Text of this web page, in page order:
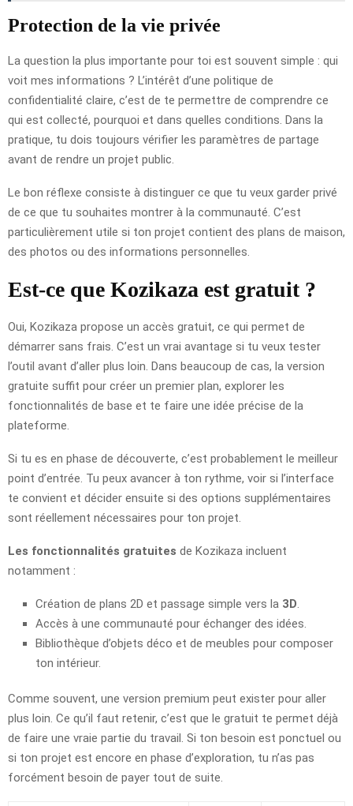
Protection de la vie privée
La question la plus importante pour toi est souvent simple : qui
voit mes informations ? L’intérêt d’une politique de
confidentialité claire, c’est de te permettre de comprendre ce
qui est collecté, pourquoi et dans quelles conditions. Dans la
pratique, tu dois toujours vérifier les paramètres de partage
avant de rendre un projet public.
Le bon réflexe consiste à distinguer ce que tu veux garder privé
de ce que tu souhaites montrer à la communauté. C’est
particulièrement utile si ton projet contient des plans de maison,
des photos ou des informations personnelles.
Est-ce que Kozikaza est gratuit ?
Oui, Kozikaza propose un accès gratuit, ce qui permet de
démarrer sans frais. C’est un vrai avantage si tu veux tester
l’outil avant d’aller plus loin. Dans beaucoup de cas, la version
gratuite suffit pour créer un premier plan, explorer les
fonctionnalités de base et te faire une idée précise de la
plateforme.
Si tu es en phase de découverte, c’est probablement le meilleur
point d’entrée. Tu peux avancer à ton rythme, voir si l’interface
te convient et décider ensuite si des options supplémentaires
sont réellement nécessaires pour ton projet.
Les fonctionnalités gratuites de Kozikaza incluent
notamment :
Création de plans 2D et passage simple vers la 3D.
Accès à une communauté pour échanger des idées.
Bibliothèque d’objets déco et de meubles pour composer
ton intérieur.
Comme souvent, une version premium peut exister pour aller
plus loin. Ce qu’il faut retenir, c’est que le gratuit te permet déjà
de faire une vraie partie du travail. Si ton besoin est ponctuel ou
si ton projet est encore en phase d’exploration, tu n’as pas
forcément besoin de payer tout de suite.